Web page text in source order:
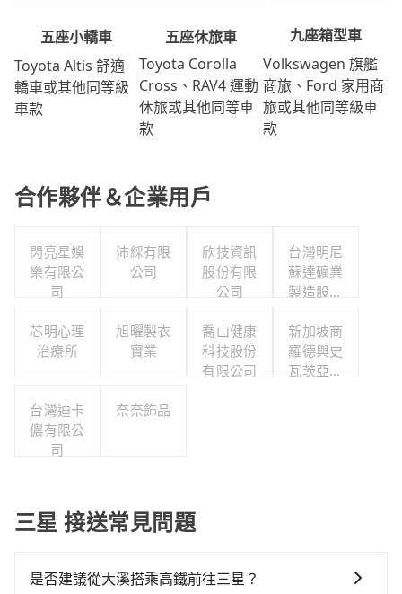
五座小轎車
Toyota Altis 舒適
轎車或其他同等級
車款
五座休旅車
Toyota Corolla
Cross、RAV4 運動
休旅或其他同等車
款
九座箱型車
Volkswagen 旗艦
商旅、Ford 家用商
旅或其他同等級車
款
合作夥伴＆企業用戶
閃亮星娛
樂有限公
司
沛綵有限
公司
欣技資訊
股份有限
公司
台灣明尼
蘇達礦業
製造股份
芯明心理
治療所
旭曜製衣
實業
喬山健康
科技股份
有限公司
新加坡商
羅德與史
瓦茨亞洲
台灣迪卡
儂有限公
司
奈奈飾品
三星 接送常見問題
是否建議從大溪搭乘高鐵前往三星？